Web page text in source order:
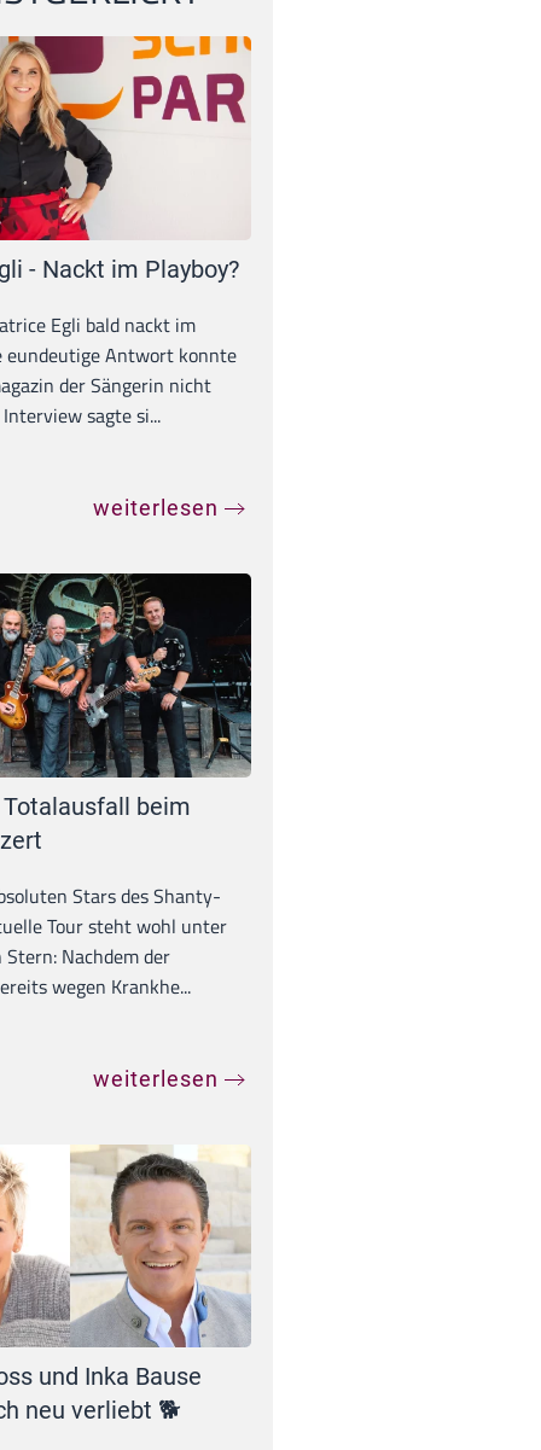
- Nackt im Playboy?
Egli bald nackt im
eundeutige Antwort konnte
der Sängerin nicht
sagte si...
weiterlesen
beim
Stars des Shanty-
Tour steht wohl unter
Nachdem der
wegen Krankhe...
weiterlesen
und Inka Bause
neu verliebt 🐕